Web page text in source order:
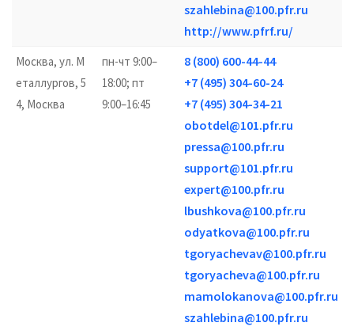
szahlebina@100.pfr.ru
http://www.pfrf.ru/
Москва, ул. М
еталлургов, 5
4, Москва
пн-чт 9:00–
18:00; пт
9:00–16:45
8 (800) 600-44-44
+7 (495) 304-60-24
+7 (495) 304-34-21
obotdel@101.pfr.ru
pressa@100.pfr.ru
support@101.pfr.ru
expert@100.pfr.ru
lbushkova@100.pfr.ru
odyatkova@100.pfr.ru
tgoryachevav@100.pfr.ru
tgoryacheva@100.pfr.ru
mamolokanova@100.pfr.ru
szahlebina@100.pfr.ru